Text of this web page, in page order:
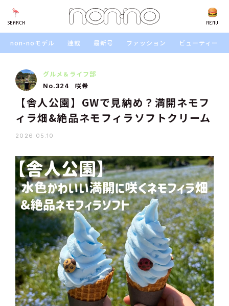
SEARCH MENU
SEARCH
non-noモデル 連載 最新号 ファッション ビューティー
グルメ＆ライフ部
No.324 咲希
【舎人公園】GWで見納め？満開ネモフ
ィラ畑&絶品ネモフィラソフトクリーム
2026.05.10